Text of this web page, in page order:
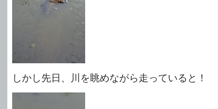
しかし先日、川を眺めながら走っていると！